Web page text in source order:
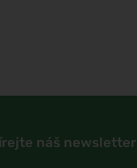
náš newsletter